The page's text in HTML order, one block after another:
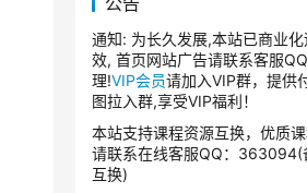
通知: 为长久发展,本站已商业
效, 首页网站广告请联系客服
理!VIP会员请加入VIP群，提供
图拉入群,享受VIP福利！
本站支持课程资源互换，优质
请联系在线客服QQ：363094(
互换)